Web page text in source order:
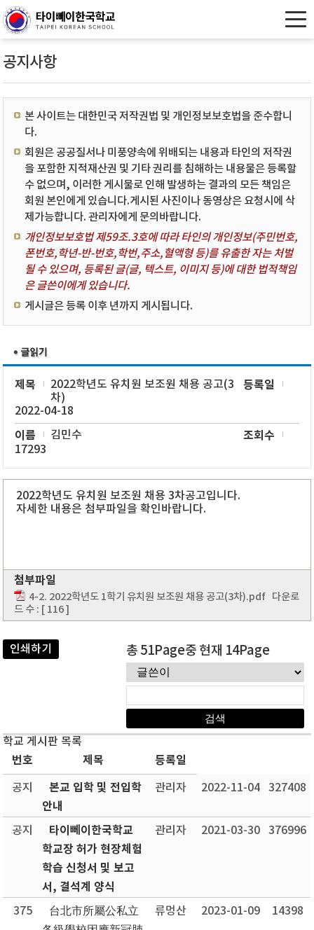
공지사항
본 사이트는 대한민국 저작권법 및 개인정보보호법을 준수합니
다.
회원은 공공질서나 미풍양속에 위배되는 내용과 타인의 저작권
을 포함한 지적재산권 및 기타 권리를 침해하는 내용물은 등록할
수 없으며, 이러한 게시물로 인해 발생하는 결과의 모든 책임은
회원 본인에게 있습니다.게시된 사진이나 동영상은 요청시에 삭
제가능합니다. 관리자에게 문의바랍니다.
개인정보보호법 제59조.3호에 따라 타인의 개인정보(주민번호,
폰번호,학년-반-번호,학번,주소,혈액형 등)를 유출한 자는 처벌
될 수 있으며, 등록된 글(글, 텍스트, 이미지 등)에 대한 법적책임
은 글쓴이에게 있습니다.
게시글은 등록 이후 년까지 게시됩니다.
제목
2022학년도 유치원 보조원 채용 공고(3
차)
등록일
2022-04-18
이름 김민수 조회수
17293
2022학년도 유치원 보조원 채용 3차공고입니다.
자세한 내용은 첨부파일을 확인바랍니다.
첨부파일
4-2. 2022학년도 1학기 유치원 보조원 채용 공고(3차).pdf 다운로
드 수 : [ 116 ]
인쇄하기 총 51Page중 현재 14Page
학교 게시판 목록
번호 제목 등록일
공지
본교 입학 및 전입학
안내
관리자 2022-11-04 327408
공지
타이뻬이한국학교
학교장 허가 현장체험
학습 신청서 및 보고
서, 결석계 양식
관리자 2021-03-30 376996
375
台北市所屬公私立
류멍산 2023-01-09 14398